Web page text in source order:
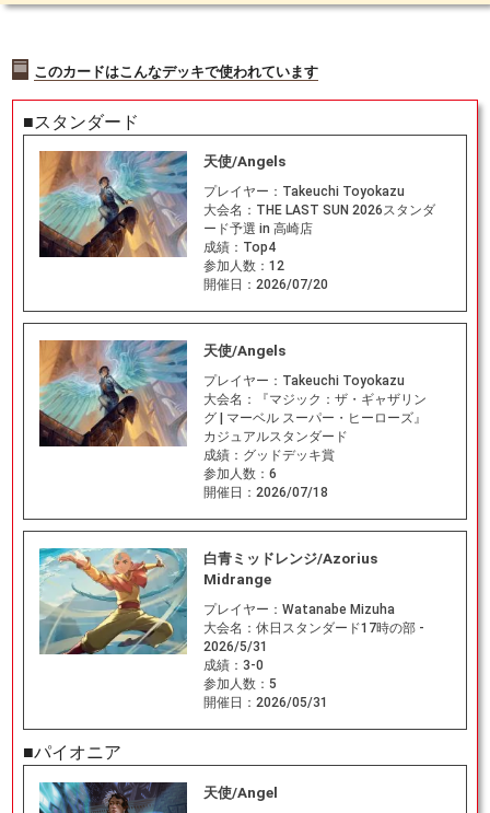
このカードはこんなデッキで使われています
■スタンダード
天使/Angels
プレイヤー： Takeuchi Toyokazu
大会名： THE LAST SUN 2026スタンダ
ード予選 in 高崎店
成績： Top4
参加人数： 12
開催日： 2026/07/20
天使/Angels
プレイヤー： Takeuchi Toyokazu
大会名：
『マジック：ザ・ギャザリン
グ | マーベル スーパー・ヒーローズ』
カジュアルスタンダード
成績： グッドデッキ賞
参加人数： 6
開催日： 2026/07/18
白青ミッドレンジ/Azorius
Midrange
プレイヤー： Watanabe Mizuha
大会名： 休日スタンダード17時の部 -
2026/5/31
成績： 3-0
参加人数： 5
開催日： 2026/05/31
■パイオニア
天使/Angel